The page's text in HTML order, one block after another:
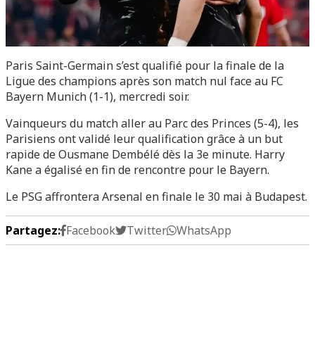
Paris Saint-Germain s’est qualifié pour la finale de la
Ligue des champions après son match nul face au FC
Bayern Munich (1-1), mercredi soir.
Vainqueurs du match aller au Parc des Princes (5-4), les
Parisiens ont validé leur qualification grâce à un but
rapide de Ousmane Dembélé dès la 3e minute. Harry
Kane a égalisé en fin de rencontre pour le Bayern.
Le PSG affrontera Arsenal en finale le 30 mai à Budapest.
Partagez: Facebook Twitter WhatsApp